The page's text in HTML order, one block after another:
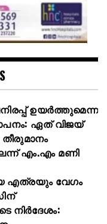
ഉയർത്തുമെന്ന
ഏത് വിജയ്
എം.എം മണി
എത്രയും വേഗം
നിര്‍ദേശം: